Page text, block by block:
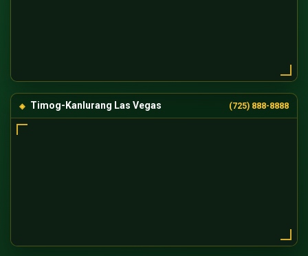
Timog-Kanlurang Las Vegas (725) 888-8888